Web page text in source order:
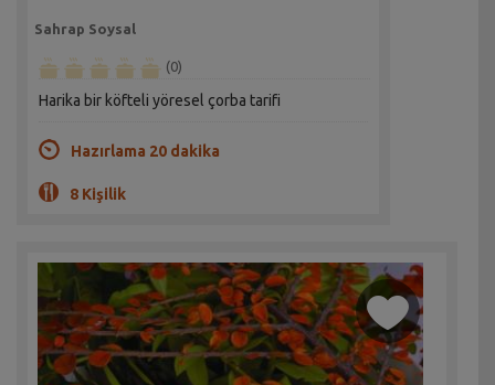
Sahrap Soysal
(0)
Harika bir köfteli yöresel çorba tarifi
Hazırlama 20 dakika
8 Kişilik